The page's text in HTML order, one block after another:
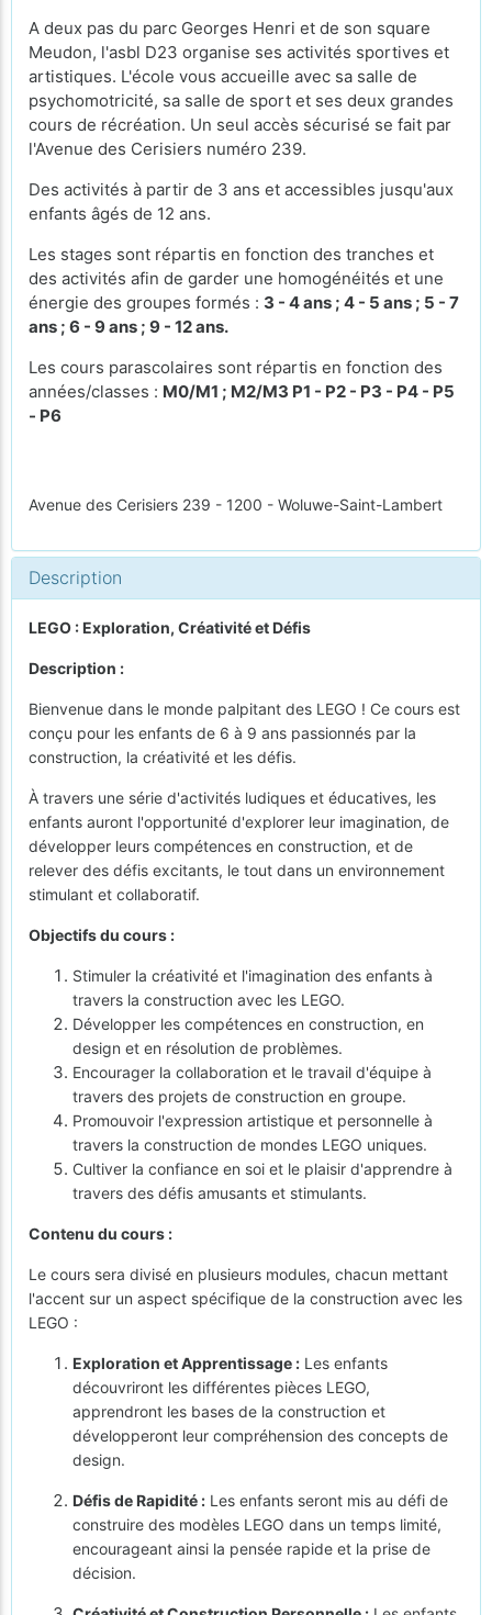
A deux pas du parc Georges Henri et de son square
Meudon, l'asbl D23 organise ses activités sportives et
artistiques. L'école vous accueille avec sa salle de
psychomotricité, sa salle de sport et ses deux grandes
cours de récréation. Un seul accès sécurisé se fait par
l'Avenue des Cerisiers numéro 239.
Des activités à partir de 3 ans et accessibles jusqu'aux
enfants âgés de 12 ans.
Les stages sont répartis en fonction des tranches et
des activités afin de garder une homogénéités et une
énergie des groupes formés : 3 - 4 ans ; 4 - 5 ans ; 5 - 7
ans ; 6 - 9 ans ; 9 - 12 ans.
Les cours parascolaires sont répartis en fonction des
années/classes : M0/M1 ; M2/M3 P1 - P2 - P3 - P4 - P5
- P6
Avenue des Cerisiers 239 - 1200 - Woluwe-Saint-Lambert
Description
LEGO : Exploration, Créativité et Défis
Description :
Bienvenue dans le monde palpitant des LEGO ! Ce cours est
conçu pour les enfants de 6 à 9 ans passionnés par la
construction, la créativité et les défis.
À travers une série d'activités ludiques et éducatives, les
enfants auront l'opportunité d'explorer leur imagination, de
développer leurs compétences en construction, et de
relever des défis excitants, le tout dans un environnement
stimulant et collaboratif.
Objectifs du cours :
Stimuler la créativité et l'imagination des enfants à
travers la construction avec les LEGO.
Développer les compétences en construction, en
design et en résolution de problèmes.
Encourager la collaboration et le travail d'équipe à
travers des projets de construction en groupe.
Promouvoir l'expression artistique et personnelle à
travers la construction de mondes LEGO uniques.
Cultiver la confiance en soi et le plaisir d'apprendre à
travers des défis amusants et stimulants.
Contenu du cours :
Le cours sera divisé en plusieurs modules, chacun mettant
l'accent sur un aspect spécifique de la construction avec les
LEGO :
Exploration et Apprentissage : Les enfants
découvriront les différentes pièces LEGO,
apprendront les bases de la construction et
développeront leur compréhension des concepts de
design.
Défis de Rapidité : Les enfants seront mis au défi de
construire des modèles LEGO dans un temps limité,
encourageant ainsi la pensée rapide et la prise de
décision.